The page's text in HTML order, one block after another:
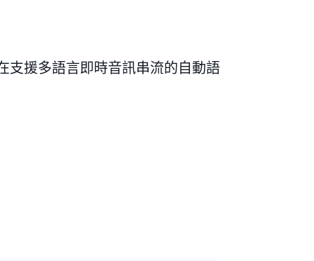
支援多語言即時音訊串流的自動語